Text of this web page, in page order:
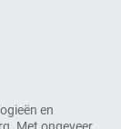
en